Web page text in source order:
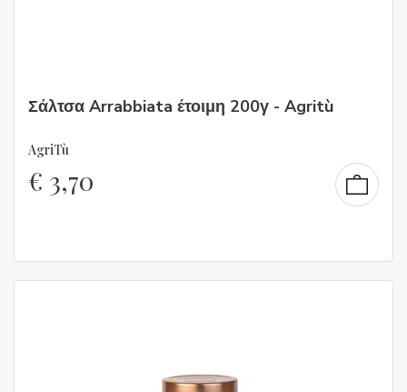
Σάλτσα Arrabbiata έτοιμη 200γ - Agritù
AgriTù
€ 3,70